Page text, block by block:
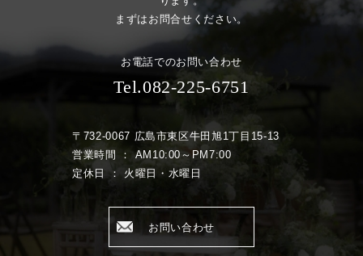
まずはお問合せください。
お電話でのお問い合わせ
Tel.082-225-6751
〒732-0067 広島市東区牛田旭1丁目15-13
営業時間 ： AM10:00～PM7:00
定休日 ： 火曜日・水曜日
お問い合わせ